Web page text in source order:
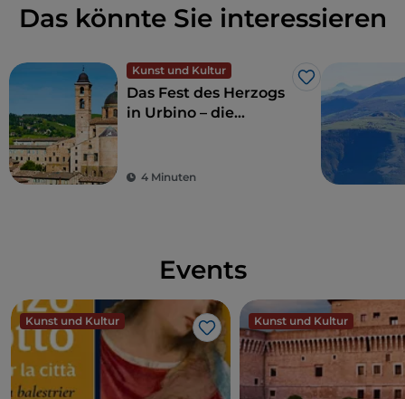
Das könnte Sie interessieren
Kunst und Kultur
Like
Das Fest des Herzogs
in Urbino – die
Marken zu erleben
4 Minuten
Events
Kunst und Kultur
Like
Kunst und Kultur